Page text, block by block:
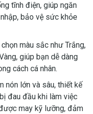
tĩnh điện, giúp ngăn
bảo vệ sức khỏe
màu sắc như Trắng,
giúp bạn dễ dàng
cách cá nhân.
nón lớn và sâu, thiết kế
đau đầu khi làm việc
may kỹ lưỡng, đảm